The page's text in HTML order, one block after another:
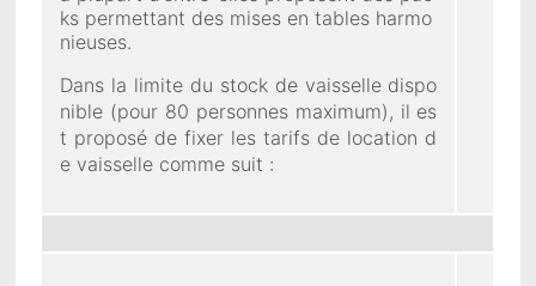
ks permettant des mises en tables harmo
nieuses.
Dans la limite du stock de vaisselle dispo
nible (pour 80 personnes maximum), il es
t proposé de fixer les tarifs de location d
e vaisselle comme suit :